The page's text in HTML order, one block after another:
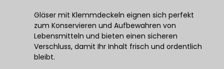
Gläser mit Klemmdeckeln eignen sich perfekt
zum Konservieren und Aufbewahren von
Lebensmitteln und bieten einen sicheren
Verschluss, damit Ihr Inhalt frisch und ordentlich
bleibt.